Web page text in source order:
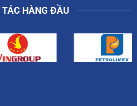
HÀNG ĐẦU